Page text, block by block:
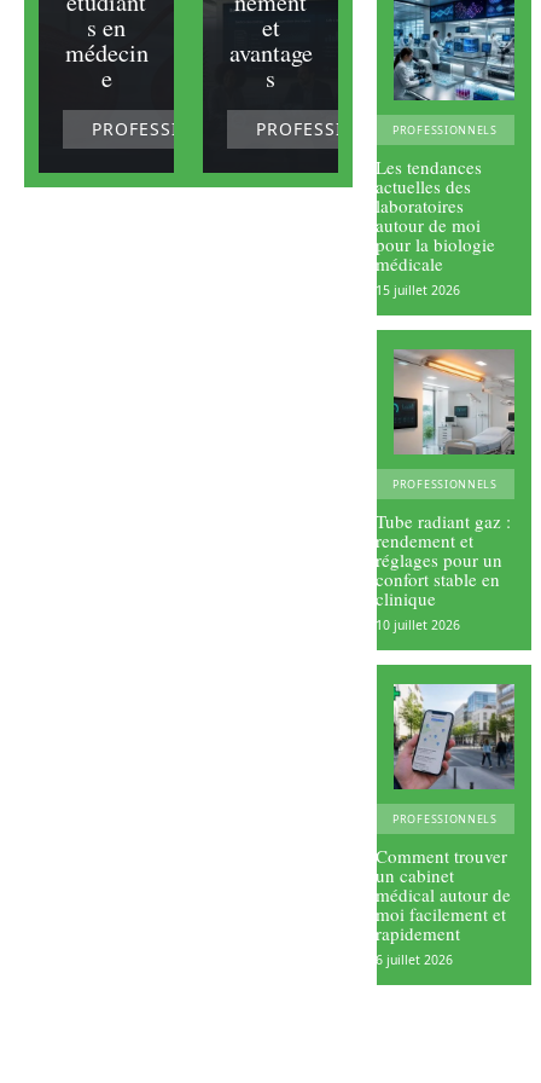
s en
médecin
e
PROFESSIONNELS
et
avantage
s
PROFESSIONNELSPROFESSIONNELS
Les tendances
actuelles des
laboratoires
autour de moi
pour la biologie
médicale
15 juillet 2026
PROFESSIONNELS
Tube radiant gaz :
rendement et
réglages pour un
confort stable en
clinique
10 juillet 2026
PROFESSIONNELS
Comment trouver
un cabinet
médical autour de
moi facilement et
rapidement
6 juillet 2026
L’import